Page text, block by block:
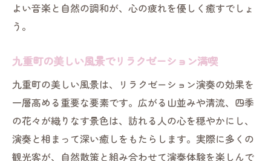
よい音楽と自然の調和が、心の疲れを優しく癒すでしょ
う。
九重町の美しい風景でリラクゼーション満喫
九重町の美しい風景は、リラクゼーション演奏の効果を
一層高める重要な要素です。広がる山並みや清流、四季
の花々が織りなす景色は、訪れる人の心を穏やかにし、
演奏と相まって深い癒しをもたらします。実際に多くの
観光客が、自然散策と組み合わせて演奏体験を楽しんで